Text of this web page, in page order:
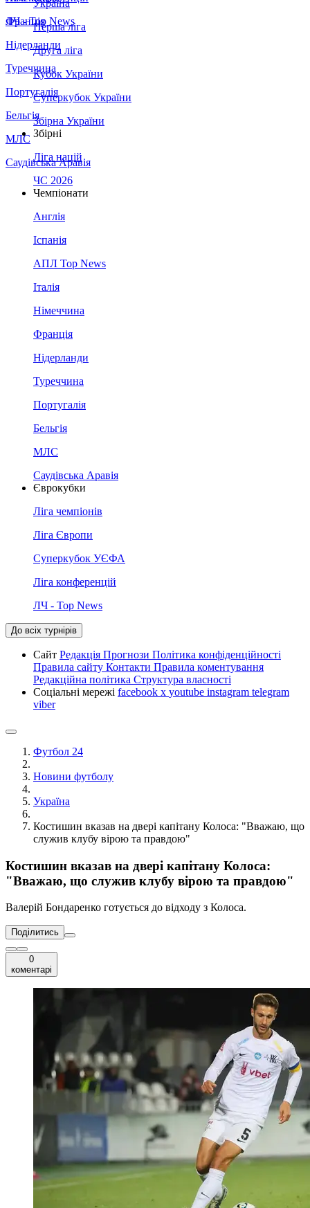
Франція
Нідерланди
Туреччина
Португалія
Бельгія
МЛС
Саудівська Аравія
ЛЧ - Top News
Україна
Перша ліга
Друга ліга
Кубок України
Суперкубок України
Збірна України
Збірні
Ліга націй
ЧС 2026
Чемпіонати
Англія
Іспанія
АПЛ Top News
Італія
Німеччина
Франція
Нідерланди
Туреччина
Португалія
Бельгія
МЛС
Саудівська Аравія
Єврокубки
Ліга чемпіонів
Ліга Європи
Суперкубок УЄФА
Ліга конференцій
ЛЧ - Top News
До всіх турнірів
Сайт Редакція Прогнози Політика конфіденційності
Правила сайту Контакти Правила коментування
Редакційна політика Структура власності
Соціальні мережі facebook x youtube instagram telegram
viber
Футбол 24
Новини футболу
Україна
Костишин вказав на двері капітану Колоса: "Вважаю, що
служив клубу вірою та правдою"
Костишин вказав на двері капітану Колоса:
"Вважаю, що служив клубу вірою та правдою"
Валерій Бондаренко готується до відходу з Колоса.
Поділитись
0
коментарі